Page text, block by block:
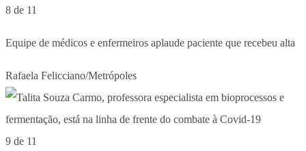
8 de 11
Equipe de médicos e enfermeiros aplaude paciente que recebeu alta
Rafaela Felicciano/Metrópoles
9 de 11